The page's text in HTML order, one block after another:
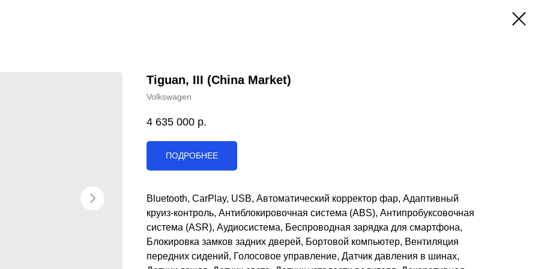
Tiguan, III (China Market)
Volkswagen
4 635 000 р.
ПОДРОБНЕЕ
Bluetooth, CarPlay, USB, Автоматический корректор фар, Адаптивный
круиз-контроль, Антиблокировочная система (ABS), Антипробуксовочная
система (ASR), Аудиосистема, Беспроводная зарядка для смартфона,
Блокировка замков задних дверей, Бортовой компьютер, Вентиляция
передних сидений, Голосовое управление, Датчик давления в шинах,